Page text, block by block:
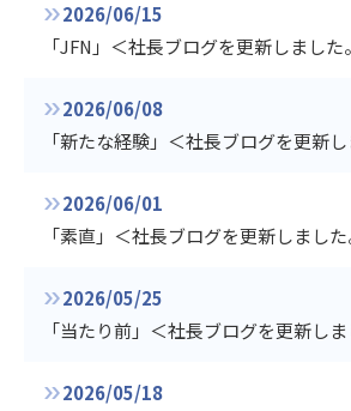
2026/06/15
「JFN」＜社長ブログを更新しました
2026/06/08
「新たな経験」＜社長ブログを更新
2026/06/01
「素直」＜社長ブログを更新しまし
2026/05/25
「当たり前」＜社長ブログを更新し
2026/05/18